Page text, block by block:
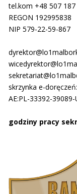
tel.kom +48 507 187
REGON 192995838
NIP 579-22-59-867
skrzynka e-doręczeń:
AE:PL-33392-
godziny pracy